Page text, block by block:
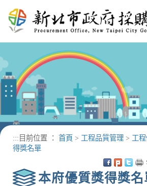
::: 目前位置 ： 首頁 > 工程品質管理 > 工
得獎名單
本府優質獎得獎